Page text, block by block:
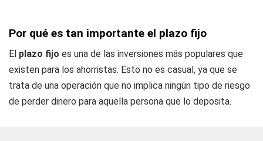
Por qué es tan importante el plazo fijo
El plazo fijo es una de las inversiones más populares que
existen para los ahorristas. Esto no es casual, ya que se
trata de una operación que no implica ningún tipo de riesgo
de perder dinero para aquella persona que lo deposita.